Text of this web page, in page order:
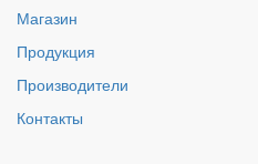
Магазин
Продукция
Производители
Контакты